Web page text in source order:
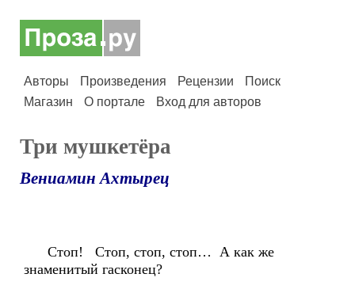
Авторы Произведения Рецензии
Поиск
Магазин
О портале Вход для авторов
Три мушкетёра
Вениамин Ахтырец
Стоп! Стоп, стоп, стоп… А как же
знаменитый гасконец?